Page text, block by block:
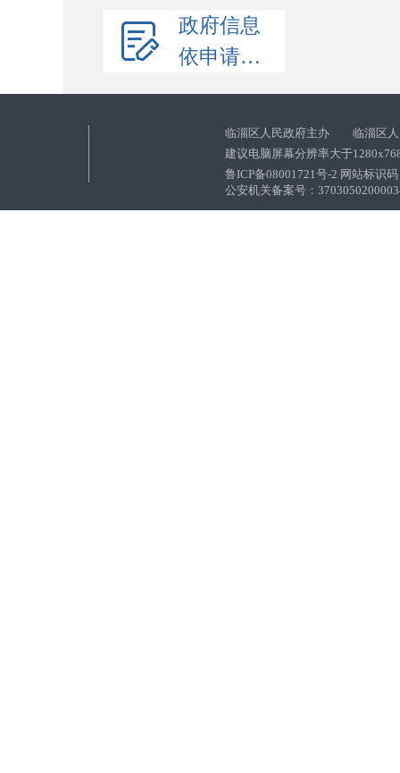
政府信息
依申请公开
临淄区人民政府主办 临淄区人
建议电脑屏幕分辨率大于
鲁ICP备08001721号-2 网站标识
公安机关备案号：